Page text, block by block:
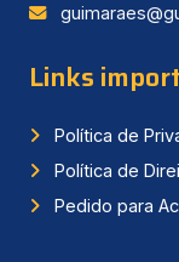
Links
Política de
Política de
Pedido para